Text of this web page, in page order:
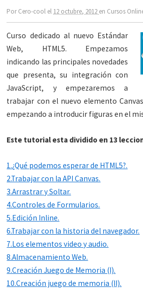
PorCero-cool el 12 octubre, 2012 en Cursos
Curso dedicado al nuevo Estándar
Web, HTML5. Empezamos
indicando las principales novedades
que presenta, su integración con
JavaScript, y empezaremos a
trabajar con el nuevo elemento
empezando a introducir figuras en el
Este tutorial esta dividido en 13
1.¿Qué podemos esperar de HTML5?.
2.Trabajar con la API Canvas.
3.Arrastrar y Soltar.
4.Controles de Formularios.
5.Edición Inline.
6.Trabajar con la historia del navegador.
7.Los elementos video y audio.
8.Almacenamiento Web.
9.Creación Juego de Memoria (I).
10.Creación juego de memoria (II).